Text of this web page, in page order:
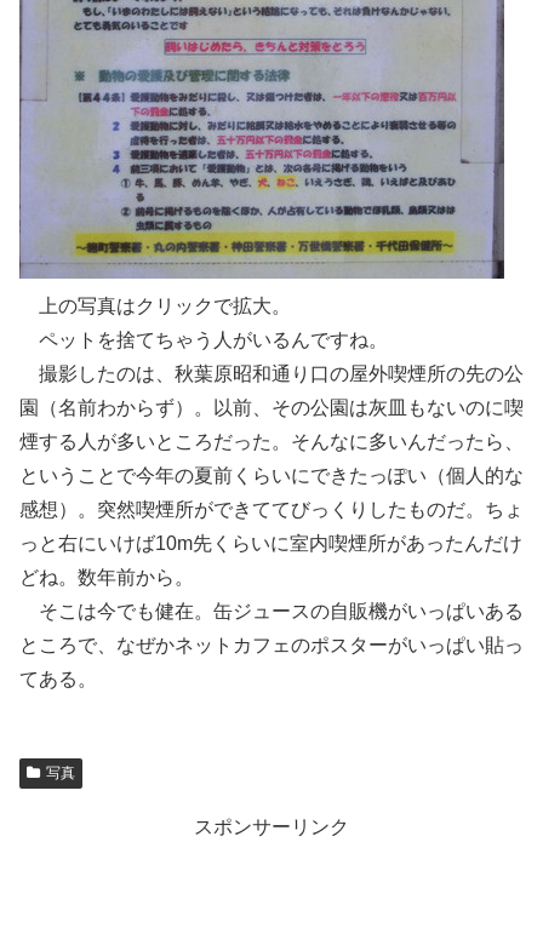
上の写真はクリックで拡大。
ペットを捨てちゃう人がいるんですね。
撮影したのは、秋葉原昭和通り口の屋外喫煙所の先の公
園（名前わからず）。以前、その公園は灰皿もないのに喫
煙する人が多いところだった。そんなに多いんだったら、
ということで今年の夏前くらいにできたっぽい（個人的な
感想）。突然喫煙所ができててびっくりしたものだ。ちょ
っと右にいけば10m先くらいに室内喫煙所があったんだけ
どね。数年前から。
そこは今でも健在。缶ジュースの自販機がいっぱいある
ところで、なぜかネットカフェのポスターがいっぱい貼っ
てある。
写真
スポンサーリンク